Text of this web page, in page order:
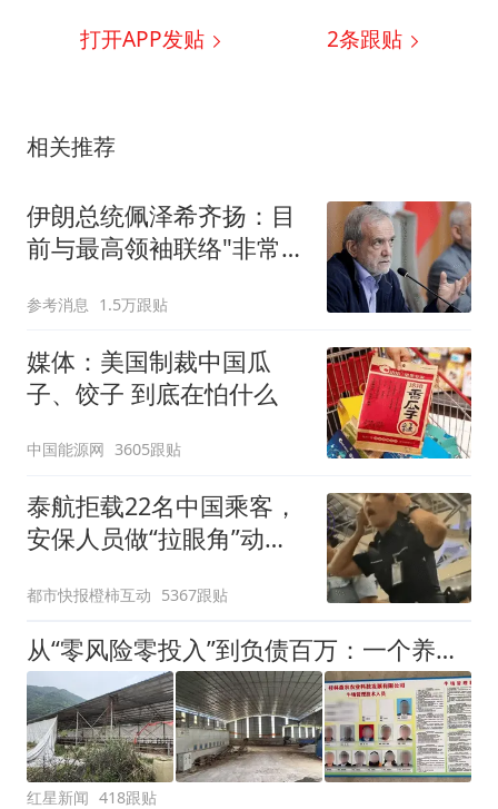
打开APP发贴 2条跟贴
相关推荐
伊朗总统佩泽希齐扬：目
前与最高领袖联络"非常困
参考消息 1.5万跟贴
媒体：美国制裁中国瓜
子、饺子 到底在怕什么
中国能源网 3605跟贴
泰航拒载22名中国乘客，
安保人员做“拉眼角”动
拒绝登机决定由航司作
出；亲历者：曾承诺免费
改签但没兑现
都市快报橙柿互动 5367跟贴
从“零风险零投入”到负债百万：一个养牛项目崩盘后，谁该为农户的贷款买单丨红星调查
红星新闻 418跟贴